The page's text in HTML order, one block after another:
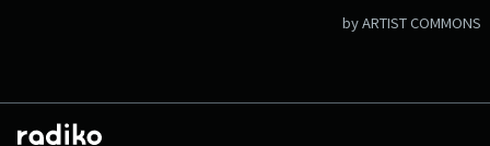
by ARTIST COMMONS